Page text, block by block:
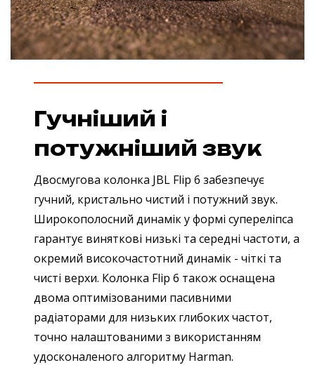
Гучніший і
потужніший звук
Двосмугова колонка JBL Flip 6 забезпечує
гучний, кристально чистий і потужний звук.
Широкополосний динамік у формі супереліпса
гарантує виняткові низькі та середні частоти, а
окремий високочастотний динамік - чіткі та
чисті верхи. Колонка Flip 6 також оснащена
двома оптимізованими пасивними
радіаторами для низьких глибоких частот,
точно налаштованими з використанням
удосконаленого алгоритму Harman.